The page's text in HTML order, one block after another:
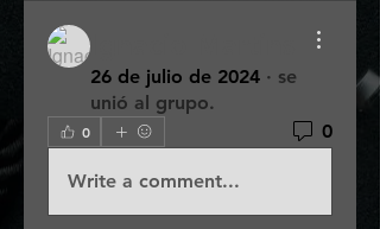
26 de julio de 2024 · se
unió al grupo.
0 0
Write a comment...